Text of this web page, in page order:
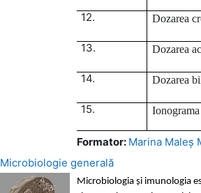
12. Dozarea
13. Dozarea
14. Dozarea
15. Ionograma
Formator: Marina Maleș
Microbiologie generală
Microbiologia și imunologia